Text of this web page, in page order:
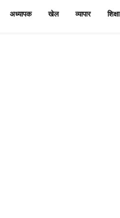
अध्यापक खेल व्यापार शिक्षा